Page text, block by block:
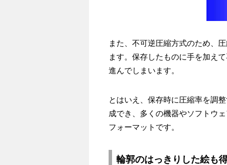
また、不可逆圧縮方式のため、
ます。保存したものに手を加え
進んでしまいます。
とはいえ、保存時に圧縮率を調
成でき、多くの機器やソフトウ
フォーマットです。
輪郭のはっきりした絵も